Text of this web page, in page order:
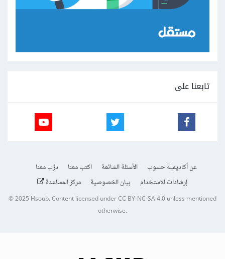
تابعنا على
عن أكاديمية حسوب الأسئلة الشائعة اكتب معنا
درّب معنا
إرشادات الاستخدام
بيان الخصوصية مركز المساعدة
© 2025Hsoub.Content licensed underCC BY-NC-SA 4.0unless mentioned
otherwise.